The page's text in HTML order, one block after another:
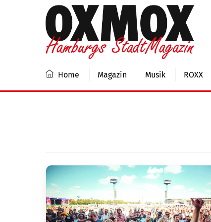
Home Magazin Musik ROXX